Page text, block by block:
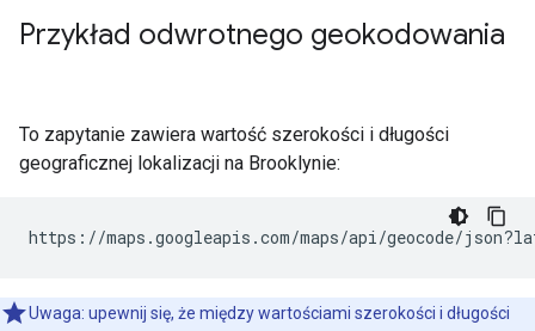
Przykład odwrotnego geokodowania
To zapytanie zawiera wartość szerokości i długości
geograficznej lokalizacji na Brooklynie:
https://maps.googleapis.com/maps/api/geocode/
Uwaga: upewnij się, że między wartościami szerokości i długości